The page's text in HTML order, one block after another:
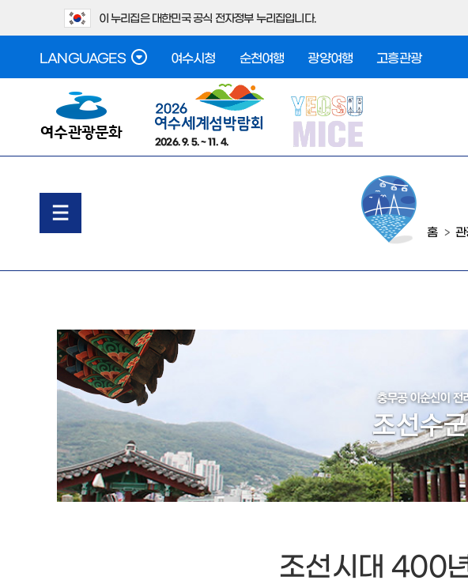
이 누리집은 대한민국 공식 전자정부 누리집입니다.
LANGUAGES 여수시청 순천여행 광양여행 고흥관광
2026. 9. 5. ~ 11. 4.
홈 > 관
조선시대 400